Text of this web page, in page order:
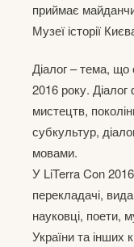
приймає
Музеї історії
Діалог – тема, що
2016 року. Діалог
мистецтв,
субкультур,
мовами.
У LiTerra Con
перекладачі,
науковці, поети,
України та інших